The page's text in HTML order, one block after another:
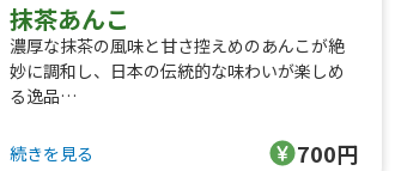
抹茶あんこ
濃厚な抹茶の風味と甘さ控えめのあんこが絶
妙に調和し、日本の伝統的な味わいが楽しめ
る逸品
トッピング内容
続きを見る
700円